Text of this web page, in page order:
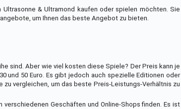
& Ultramond kaufen oder spielen möchten. Sie
um Ihnen das beste Angebot zu bieten.
sind. Aber wie viel kosten diese Spiele? Der Preis kann je
und 50 Euro. Es gibt jedoch auch spezielle Editionen oder
vergleichen, um das beste Preis-Leistungs-Verhältnis zu
Geschäften und Online-Shops finden. Es ist